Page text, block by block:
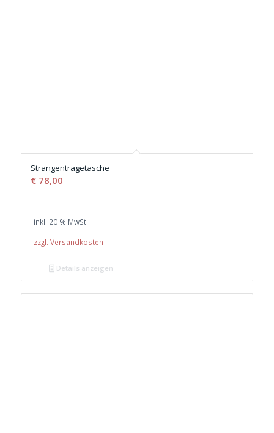
Strangentragetasche
€78,00
inkl. 20 % MwSt.
zzgl. Versandkosten
Details anzeigen